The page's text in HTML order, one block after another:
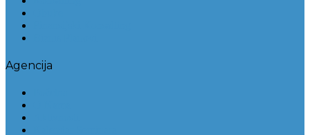
Agencija